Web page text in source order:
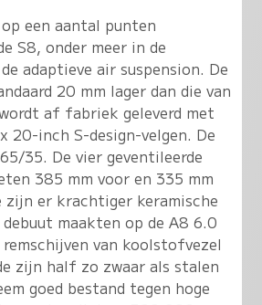
een aantal punten
S8, onder meer in de
adaptieve air suspension. De
20 mm lager dan die van
af fabriek geleverd met
20-inch S-design-velgen. De
35. De vier geventileerde
385 mm voor en 335 mm
er krachtiger keramische
debuut maakten op de A8 6.0
van koolstofvezel
zijn half zo zwaar als stalen
goed bestand tegen hoge